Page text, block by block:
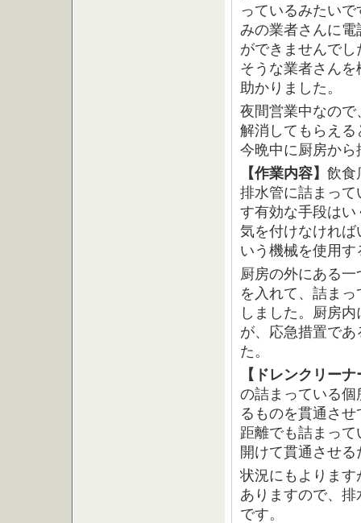
っているみたい
みの業者さんに
ができませんで
そうな業者さん
助かりました。
夜間営業中なの
解消してもらえ
今晩中に厨房か
【作業内容】 飲食
排水管に詰まっ
す有効な手段は
気を付けなけれ
いう機械を使用
厨房の外にある
を入れて、詰ま
しました。厨房
が、応急措置で
た。
【ドレンクリーナ
の詰まっている
るものを貫通さ
距離でも詰まっ
開けて貫通させ
状況にもよりま
ありますので、
です。